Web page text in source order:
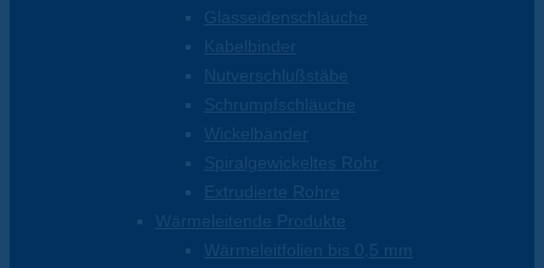
Glasseidenschläuche
Kabelbinder
Nutverschlußstäbe
Schrumpfschläuche
Wickelbänder
Spiralgewickeltes Rohr
Extrudierte Rohre
Wärmeleitende Produkte
Wärmeleitfolien bis 0,5 mm